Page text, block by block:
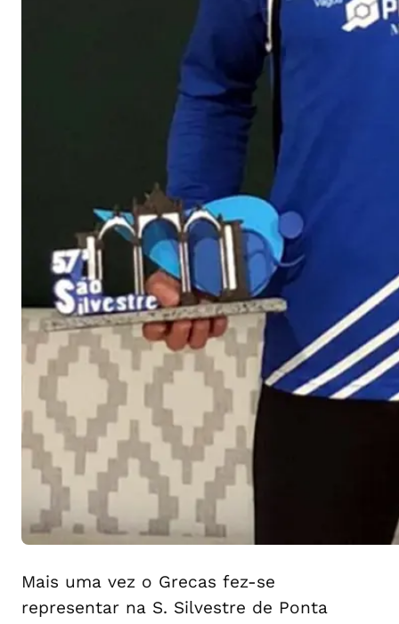
Mais uma vez o Grecas fez-se
representar na S. Silvestre de Ponta